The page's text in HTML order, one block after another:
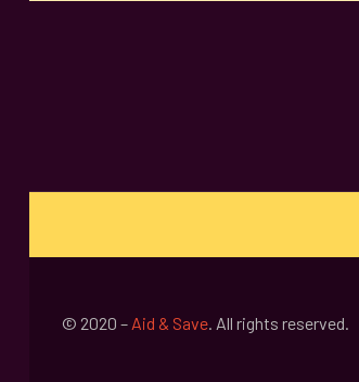
© 2020 – Aid & Save. All rights reserved.